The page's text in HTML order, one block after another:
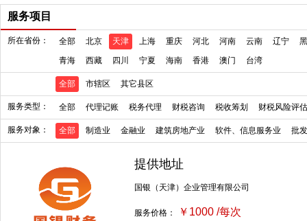
服务项目
所在省份： 全部 北京 天津 上海 重庆 河北 河南 云南 辽宁
青海
西藏 四川 宁夏 海南 香港 澳门 台湾
全部 市辖区 其它县区
服务类型： 全部 代理记账 税务代理 财税咨询 税收筹划 财税风险评估
服务对象： 全部 制造业 金融业 建筑房地产业 软件、信息服务业 批
提供地址
国银（天津）企业管理有限公司
服务价格： ￥1000 /每次